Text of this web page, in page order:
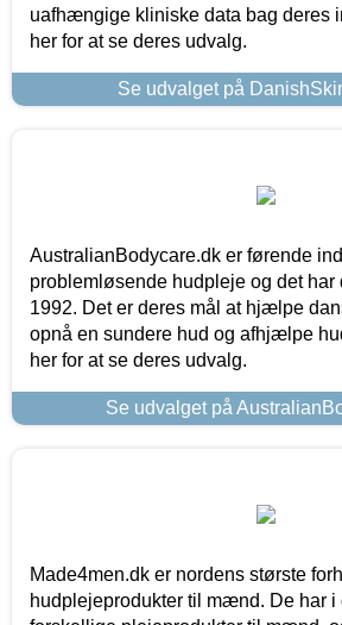
uafhængige kliniske data bag deres
her for at se deres udvalg.
Se udvalget på
AustralianBodycare.dk er førende
problemløsende hudpleje og det
1992. Det er deres mål at hjælpe
opnå en sundere hud og afhjælpe
her for at se deres udvalg.
Se udvalget på
Made4men.dk er nordens største
hudplejeprodukter til mænd. De har i